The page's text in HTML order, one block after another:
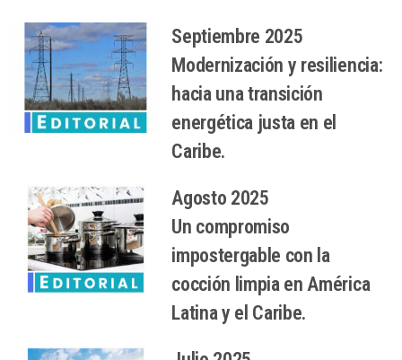
Septiembre 2025
Modernización y resiliencia:
hacia una transición
energética justa en el
Caribe.
Agosto 2025
Un compromiso
impostergable con la
cocción limpia en América
Latina y el Caribe.